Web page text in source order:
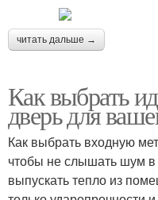
читать дальше →
Как выбрать
дверь для
Как выбрать входную
чтобы не слышать шум
выпускать тепло из